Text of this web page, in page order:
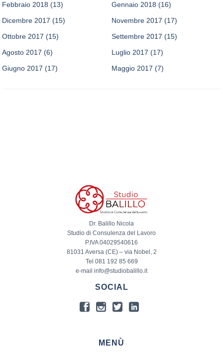
Febbraio 2018 (13) Gennaio 2018 (16)
Dicembre 2017 (15) Novembre 2017 (17)
Ottobre 2017 (15) Settembre 2017 (15)
Agosto 2017 (6) Luglio 2017 (17)
Giugno 2017 (17) Maggio 2017 (7)
Dr. Balillo Nicola
Studio di Consulenza del Lavoro
P.IVA 04029540616
81031 Aversa (CE) – via Nobel, 2
Tel 081 192 85 669
e-mail info@studiobalillo.it
SOCIAL
MENÙ